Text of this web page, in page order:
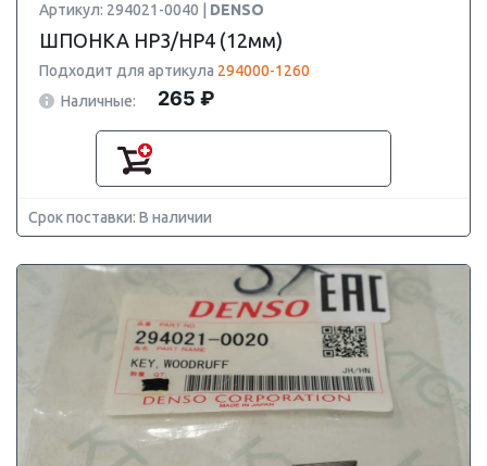
Артикул: 294021-0040 | DENSO
ШПОНКА HP3/HP4 (12мм)
Подходит для артикула 294000-1260
Наличные:
265 ₽
Срок поставки: В наличии